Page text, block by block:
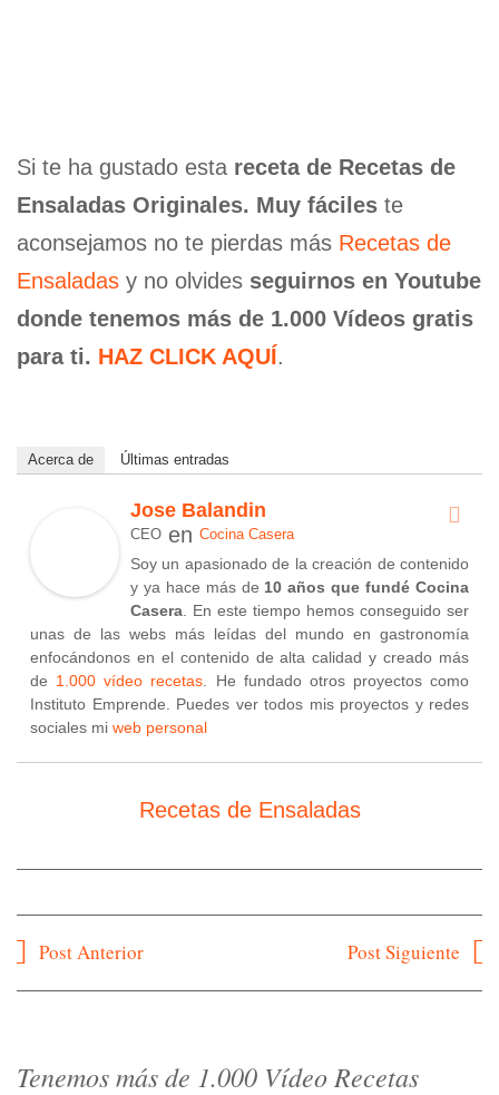
Si te ha gustado esta receta de Recetas de
Ensaladas Originales. Muy fáciles te
aconsejamos no te pierdas más Recetas de
Ensaladas y no olvides seguirnos en Youtube
donde tenemos más de 1.000 Vídeos gratis
para ti. HAZ CLICK AQUÍ.
Acerca de Últimas entradas
Jose Balandin
CEO en Cocina Casera
Soy un apasionado de la creación de contenido
y ya hace más de 10 años que fundé Cocina
Casera. En este tiempo hemos conseguido ser
unas de las webs más leídas del mundo en gastronomía
enfocándonos en el contenido de alta calidad y creado más
de 1.000 vídeo recetas. He fundado otros proyectos como
Instituto Emprende. Puedes ver todos mis proyectos y redes
sociales mi web personal
Recetas de Ensaladas
Navegación
Post Anterior Post Siguiente
Tenemos más de 1.000 Vídeo Recetas